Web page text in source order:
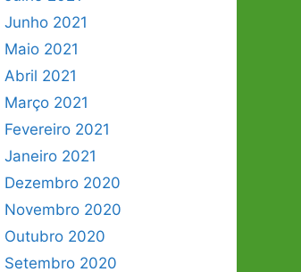
Junho 2021
Maio 2021
Abril 2021
Março 2021
Fevereiro 2021
Janeiro 2021
Dezembro 2020
Novembro 2020
Outubro 2020
Setembro 2020